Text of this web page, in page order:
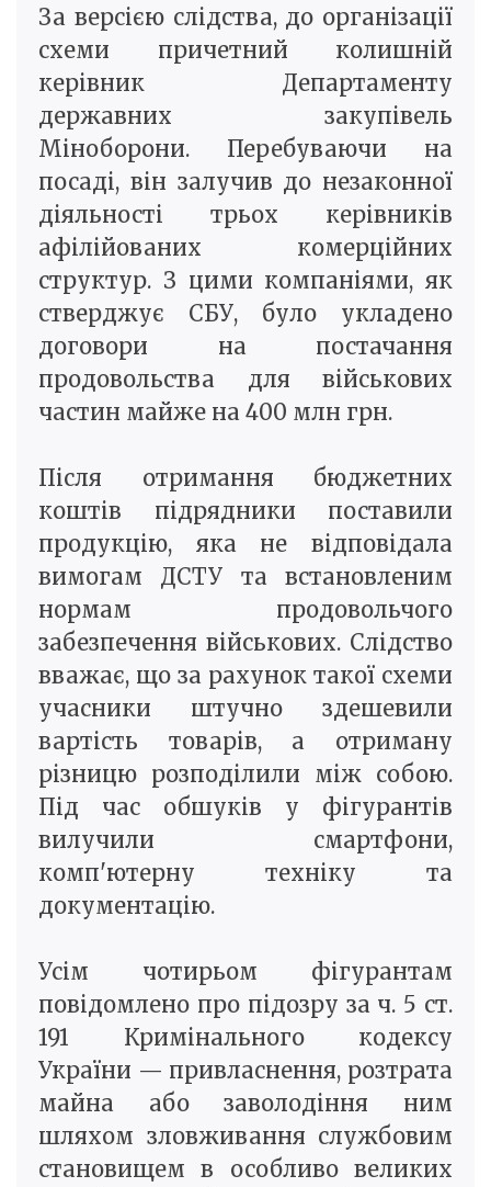
За версією слідства, до організації
схеми причетний колишній
керівник Департаменту
державних закупівель
Міноборони. Перебуваючи на
посаді, він залучив до незаконної
діяльності трьох керівників
афілійованих комерційних
структур. З цими компаніями, як
стверджує СБУ, було укладено
договори на постачання
продовольства для військових
частин майже на 400 млн грн.
Після отримання бюджетних
коштів підрядники поставили
продукцію, яка не відповідала
вимогам ДСТУ та встановленим
нормам продовольчого
забезпечення військових. Слідство
вважає, що за рахунок такої схеми
учасники штучно здешевили
вартість товарів, а отриману
різницю розподілили між собою.
Під час обшуків у фігурантів
вилучили смартфони,
комп'ютерну техніку та
документацію.
Усім чотирьом фігурантам
повідомлено про підозру за ч. 5 ст.
191 Кримінального кодексу
України — привласнення, розтрата
майна або заволодіння ним
шляхом зловживання службовим
становищем в особливо великих